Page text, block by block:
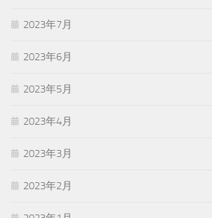
2023年7月
2023年6月
2023年5月
2023年4月
2023年3月
2023年2月